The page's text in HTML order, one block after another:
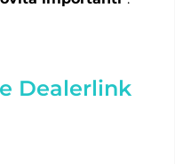
Dealerlink